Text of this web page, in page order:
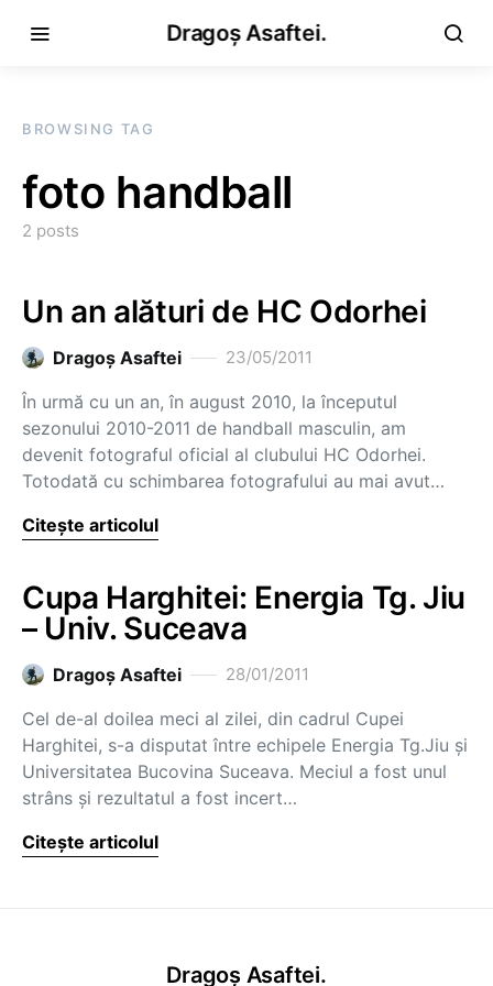
Dragoș Asaftei.
BROWSING TAG
foto handball
2 posts
Un an alături de HC Odorhei
Dragoş Asaftei 23/05/2011
În urmă cu un an, în august 2010, la începutul
sezonului 2010-2011 de handball masculin, am
devenit fotograful oficial al clubului HC Odorhei.
Totodată cu schimbarea fotografului au mai avut…
Citește articolul
Cupa Harghitei: Energia Tg. Jiu
– Univ. Suceava
Dragoş Asaftei 28/01/2011
Cel de-al doilea meci al zilei, din cadrul Cupei
Harghitei, s-a disputat între echipele Energia Tg.Jiu şi
Universitatea Bucovina Suceava. Meciul a fost unul
strâns şi rezultatul a fost incert…
Citește articolul
Dragoș Asaftei.